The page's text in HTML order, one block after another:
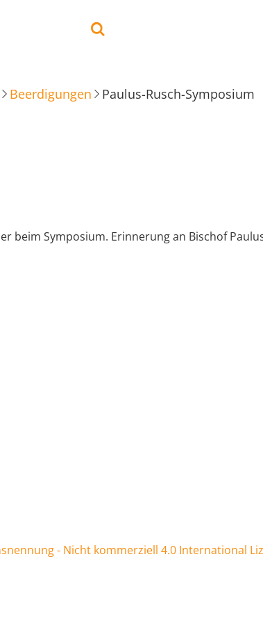
Beerdigungen Paulus-Rusch-Symposium
beim Symposium. Erinnerung an Bischof
- Nicht kommerziell 4.0 International